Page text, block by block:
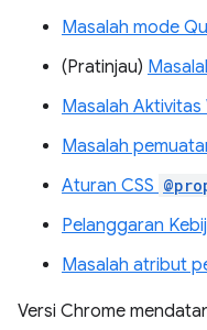
Masalah mode
(Pratinjau)
Masalah
Masalah
Aturan CSS
Pelanggaran
Masalah atribut
Versi Chrome